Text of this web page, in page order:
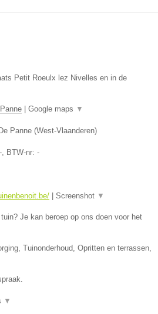
Petit Roeulx lez Nivelles en in de
Google maps ▼
De Panne (West-Vlaanderen)
-, BTW-nr: -
Screenshot ▼
Je kan beroep op ons doen voor het
Tuinonderhoud, Opritten en terrassen,
▼